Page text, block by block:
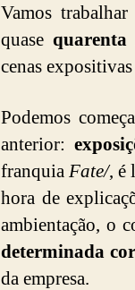
Vamos
quase quarenta
cenas
Podemos
anterior:
franquiaFate/, é
hora de
ambientação, o
determinada cor
da empresa.